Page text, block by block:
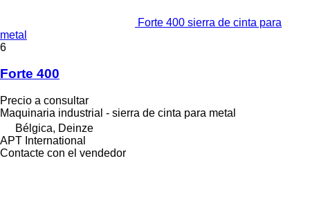
Forte 400 sierra de cinta para
metal
6
Forte 400
Precio a consultar
Maquinaria industrial - sierra de cinta para metal
Bélgica, Deinze
APT International
Contacte con el vendedor